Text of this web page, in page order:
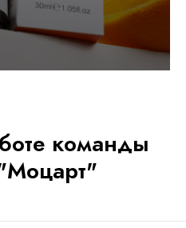
команды